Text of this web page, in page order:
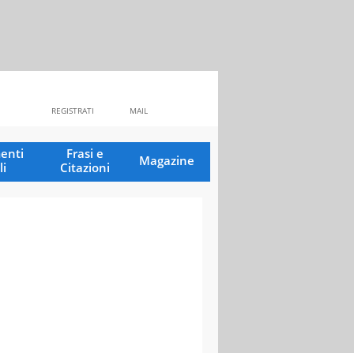
MAIL
REGISTRATI
Frasi e
Citazioni
Magazine